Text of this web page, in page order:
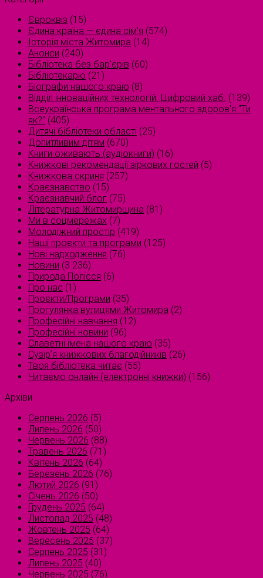
Євроквіз (15)
Єдина країна — єдина сім’я (574)
Історія міста Житомира (14)
Анонси (240)
Бібліотека без бар'єрів (60)
Бібліотекарю (21)
Біографи нашого краю (8)
Відділ інноваційних технологій. Цифровий хаб. (139)
Всеукраїнська програма ментального здоров'я "Ти
як?" (405)
Дитячі бібліотеки області (25)
Допитливим дітям (670)
Книги оживають (аудіокниги) (16)
Книжкові рекомендації зіркових гостей (5)
Книжкова скриня (257)
Краєзнавство (15)
Краєзнавчий блог (75)
Літературна Житомирщина (81)
Ми в соцмережах (7)
Молодіжний простір (419)
Наші проєкти та програми (125)
Нові надходження (76)
Новини (3 236)
Природа Полісся (6)
Про нас (1)
Проєкти/Програми (35)
Прогулянка вулицями Житомира (2)
Професійні навчання (12)
Професійні новини (96)
Славетні імена нашого краю (35)
Сузірʼя книжкових благодійників (26)
Твоя бібліотека читає (55)
Читаємо онлайн (електронні книжки) (156)
Архіви
Серпень 2026 (5)
Липень 2026 (50)
Червень 2026 (88)
Травень 2026 (71)
Квітень 2026 (64)
Березень 2026 (76)
Лютий 2026 (91)
Січень 2026 (50)
Грудень 2025 (64)
Листопад 2025 (48)
Жовтень 2025 (64)
Вересень 2025 (37)
Серпень 2025 (31)
Липень 2025 (40)
Червень 2025 (76)